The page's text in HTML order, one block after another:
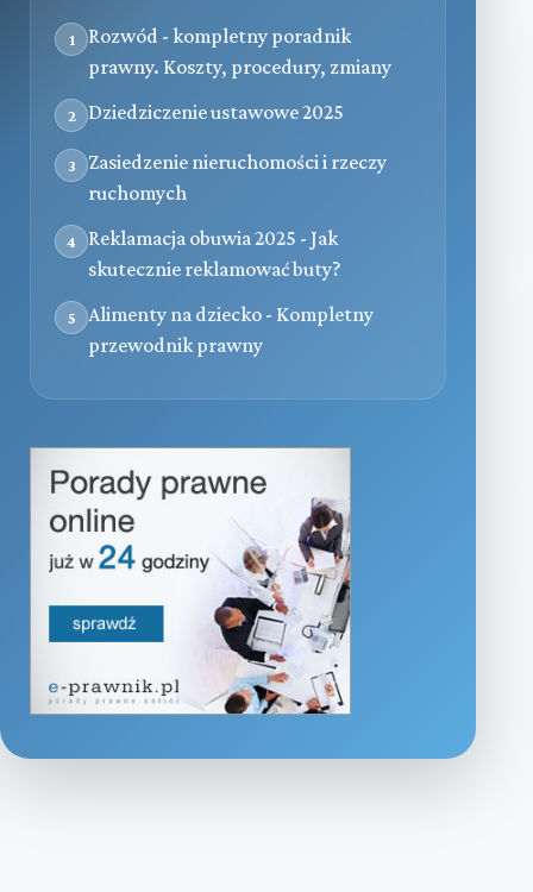
1
Rozwód - kompletny poradnik
prawny. Koszty, procedury, zmiany
2 Dziedziczenie ustawowe 2025
3
Zasiedzenie nieruchomości i rzeczy
ruchomych
4
Reklamacja obuwia 2025 - Jak
skutecznie reklamować buty?
5
Alimenty na dziecko - Kompletny
przewodnik prawny